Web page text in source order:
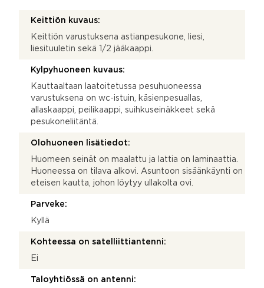
Keittiön kuvaus:
Keittiön varustuksena astianpesukone, liesi,
liesituuletin sekä 1/2 jääkaappi.
Kylpyhuoneen kuvaus:
Kauttaaltaan laatoitetussa pesuhuoneessa
varustuksena on wc-istuin, käsienpesuallas,
allaskaappi, peilikaappi, suihkuseinäkkeet sekä
pesukoneliitäntä.
Olohuoneen lisätiedot:
Huomeen seinät on maalattu ja lattia on laminaattia.
Huoneessa on tilava alkovi. Asuntoon sisäänkäynti on
eteisen kautta, johon löytyy ullakolta ovi.
Parveke:
Kyllä
Kohteessa on satelliittiantenni:
Ei
Taloyhtiössä on antenni: